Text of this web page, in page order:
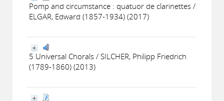
Pomp and circumstance : quatuor de clarinettes /
ELGAR, Edward (1857-1934) (2017)
5 Universal Chorals / SILCHER, Philipp Friedrich
(1789-1860) (2013)